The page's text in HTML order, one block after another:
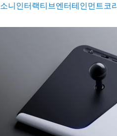
소니인터랙티브엔터테인먼트코